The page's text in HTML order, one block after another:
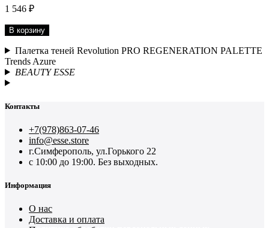
1 546 ₽
В корзину
Палетка теней Revolution PRO REGENERATION PALETTE
Trends Azure
BEAUTY ESSE
Контакты
+7(978)863-07-46
info@esse.store
г.Симферополь, ул.Горького 22
с 10:00 до 19:00. Без выходных.
Информация
О нас
Доставка и оплата